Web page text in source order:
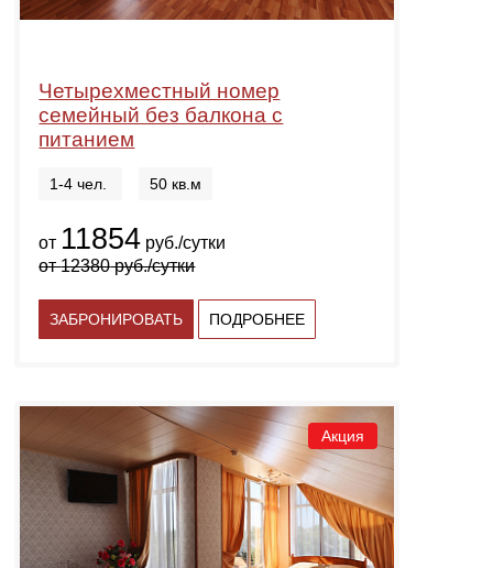
Четырехместный номер
семейный без балкона с
питанием
1-4 чел. 50 кв.м
от 11854 руб./сутки
от12380руб./сутки
ЗАБРОНИРОВАТЬ ПОДРОБНЕЕ
Акция